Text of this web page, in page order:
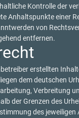
Kontrolle der
Anhaltspunkte einer
von
entfernen.
erstellten
dem deutschen
Verbreitung
der Grenzen des
des jeweiligen